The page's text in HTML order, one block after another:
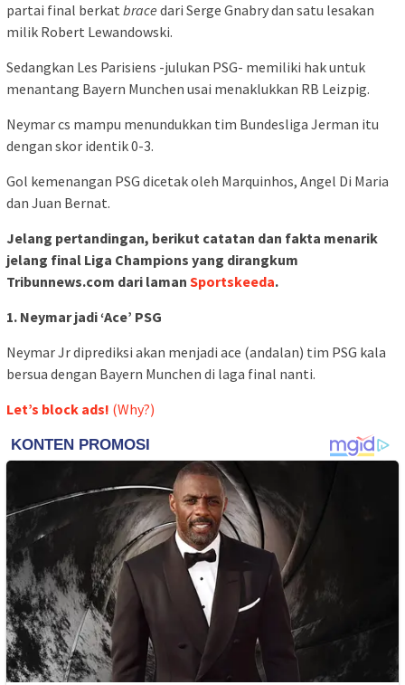
partai final berkat brace dari Serge Gnabry dan satu lesakan
milik Robert Lewandowski.
Sedangkan Les Parisiens -julukan PSG- memiliki hak untuk
menantang Bayern Munchen usai menaklukkan RB Leizpig.
Neymar cs mampu menundukkan tim Bundesliga Jerman itu
dengan skor identik 0-3.
Gol kemenangan PSG dicetak oleh Marquinhos, Angel Di Maria
dan Juan Bernat.
Jelang pertandingan, berikut catatan dan fakta menarik
jelang final Liga Champions yang dirangkum
Tribunnews.com dari laman Sportskeeda.
1. Neymar jadi ‘Ace’ PSG
Neymar Jr diprediksi akan menjadi ace (andalan) tim PSG kala
bersua dengan Bayern Munchen di laga final nanti.
Let’s block ads! (Why?)